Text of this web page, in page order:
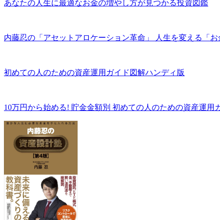
あなたの人生に最適なお金の増やし方が見つかる投資図鑑
内藤忍の「アセットアロケーション革命」 人生を変える「お
初めての人のための資産運用ガイド図解ハンディ版
10万円から始める! 貯金金額別 初めての人のための資産運用